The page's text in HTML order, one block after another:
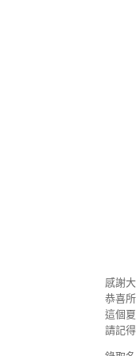
感謝
恭喜
這個
請記